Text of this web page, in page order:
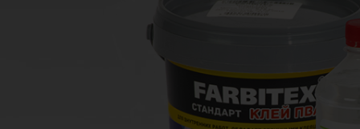
АРИКОН
Предоставляется в нескольких видах